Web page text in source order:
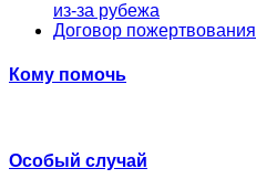
из-за рубежа
Договор пожертвования
Кому помочь
Особый случай